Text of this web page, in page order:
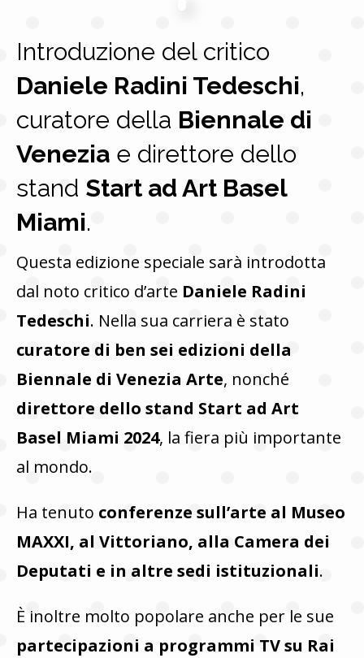
Introduzione del critico
Daniele Radini Tedeschi,
curatore della Biennale di
Venezia e direttore dello
stand Start ad Art Basel
Miami.
Questa edizione speciale sarà introdotta
dal noto critico d’arte Daniele Radini
Tedeschi. Nella sua carriera è stato
curatore di ben sei edizioni della
Biennale di Venezia Arte, nonché
direttore dello stand Start ad Art
Basel Miami 2024, la fiera più importante
al mondo.
Ha tenuto conferenze sull’arte al Museo
MAXXI, al Vittoriano, alla Camera dei
Deputati e in altre sedi istituzionali.
È inoltre molto popolare anche per le sue
partecipazioni a programmi TV su Rai